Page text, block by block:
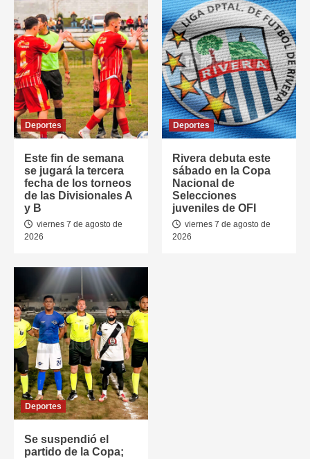
Deportes
Este fin de semana
se jugará la tercera
fecha de los torneos
de las Divisionales A
y B
viernes 7 de agosto de
2026
Deportes
Rivera debuta este
sábado en la Copa
Nacional de
Selecciones
juveniles de OFI
viernes 7 de agosto de
2026
Deportes
Se suspendió el
partido de la Copa;